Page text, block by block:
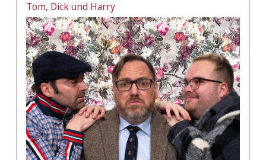
Tom, Dick und Harry